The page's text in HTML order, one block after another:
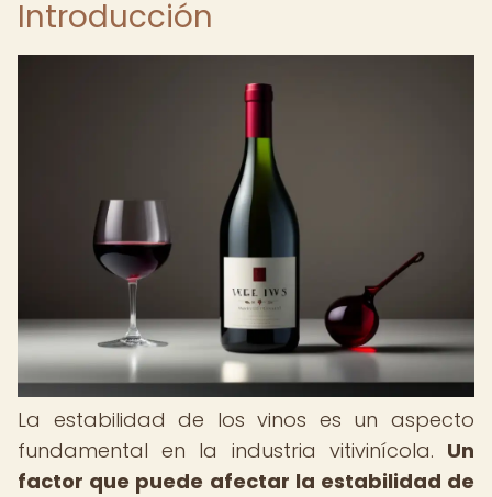
Introducción
La estabilidad de los vinos es un aspecto
fundamental en la industria vitivinícola. Un
factor que puede afectar la estabilidad de